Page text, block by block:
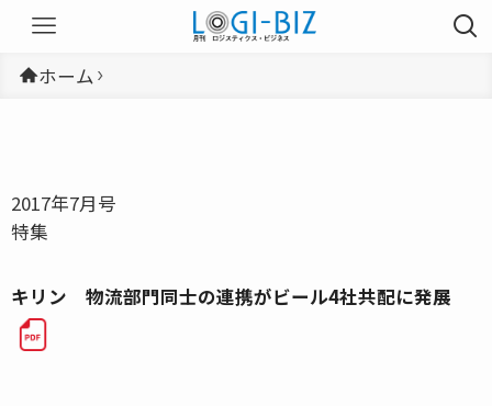
ホーム
2017年7月号
特集
キリン 物流部門同士の連携がビール4社共配に発展